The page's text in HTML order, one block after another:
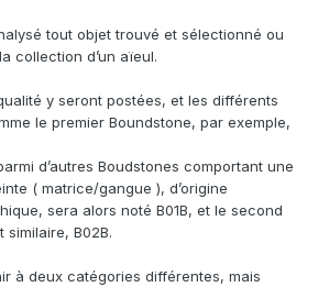
tout objet trouvé et sélectionné ou
collection d’un aïeul.
y seront postées, et les différents
le premier Boundstone, par exemple,
d’autres Boudstones comportant une
( matrice/gangue ), d’origine
sera alors noté B01B, et le second
B02B.
à deux catégories différentes, mais